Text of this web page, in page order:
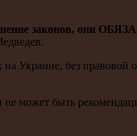
законов, они
без правовой
может быть